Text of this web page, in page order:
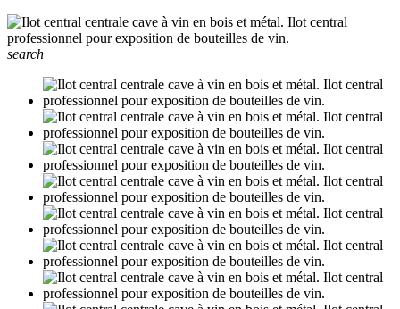
search